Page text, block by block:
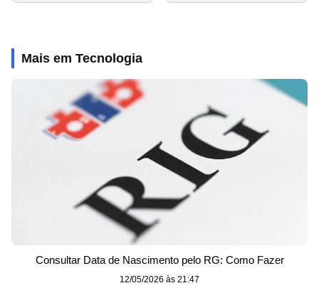
Mais em Tecnologia
Consultar Data de Nascimento pelo RG: Como Fazer
12/05/2026 às 21:47